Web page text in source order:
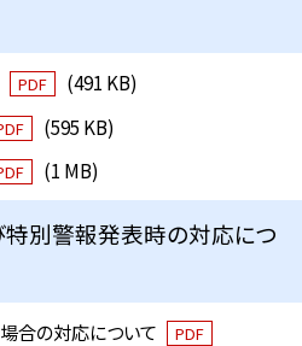
PDF
(491 KB)
(595 KB)
(1 MB)
別警報発表時の対応につ
合の対応について PDF